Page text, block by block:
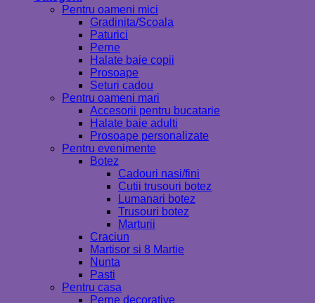
Pentru oameni mici
Gradinita/Scoala
Paturici
Perne
Halate baie copii
Prosoape
Seturi cadou
Pentru oameni mari
Accesorii pentru bucatarie
Halate baie adulti
Prosoape personalizate
Pentru evenimente
Botez
Cadouri nasi/fini
Cutii trusouri botez
Lumanari botez
Trusouri botez
Marturii
Craciun
Martisor si 8 Martie
Nunta
Pasti
Pentru casa
Perne decorative